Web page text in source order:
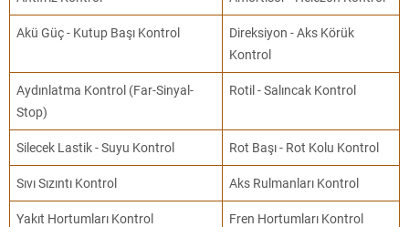
Akü Güç - Kutup Başı Kontrol
Direksiyon - Aks Körük
Kontrol
Aydınlatma Kontrol (Far-Sinyal-
Stop)
Rotil - Salıncak Kontrol
Silecek Lastik - Suyu Kontrol Rot Başı - Rot Kolu Kontrol
Sıvı Sızıntı Kontrol Aks Rulmanları Kontrol
Yakıt Hortumları Kontrol Fren Hortumları Kontrol